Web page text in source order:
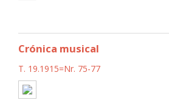
Crónica musical
T. 19.1915=Nr. 75-77